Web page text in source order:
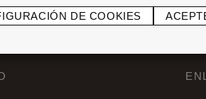
DE COOKIES